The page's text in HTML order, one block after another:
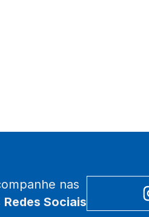
nas
Redes Sociais